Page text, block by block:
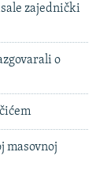
zajednički
o
masovnoj